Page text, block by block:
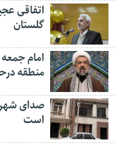
اتفاقی
گلستان
امام
منطقه
صدای
است